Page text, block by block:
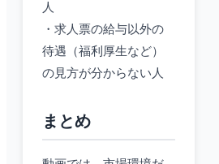
人
・求人票の給与以外の
待遇（福利厚生など）
の見方が分からない人
まとめ